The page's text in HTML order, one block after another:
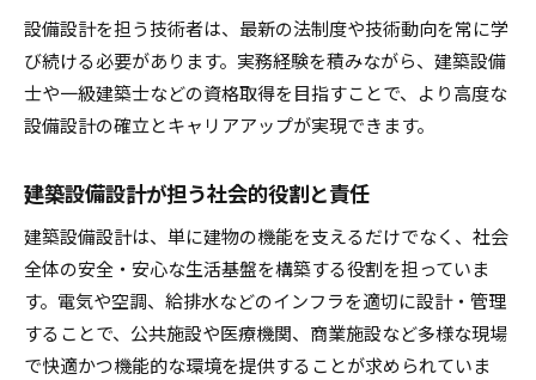
設備設計を担う技術者は、最新の法制度や技術動向を常に学
び続ける必要があります。実務経験を積みながら、建築設備
士や一級建築士などの資格取得を目指すことで、より高度な
設備設計の確立とキャリアアップが実現できます。
建築設備設計が担う社会的役割と責任
建築設備設計は、単に建物の機能を支えるだけでなく、社会
全体の安全・安心な生活基盤を構築する役割を担っていま
す。電気や空調、給排水などのインフラを適切に設計・管理
することで、公共施設や医療機関、商業施設など多様な現場
で快適かつ機能的な環境を提供することが求められていま